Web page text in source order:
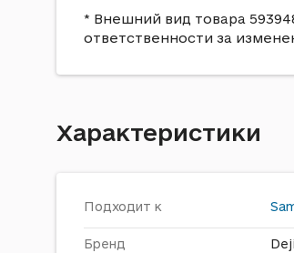
* Внешний вид товара
ответственности за
Характеристики
Подходит к
Бренд Deji